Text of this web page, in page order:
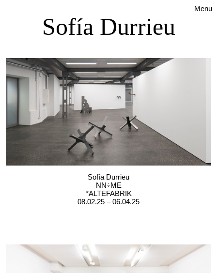
Menu
Sofía Durrieu
Sofía Durrieu
NN÷ME
*ALTEFABRIK
08.02.25 – 06.04.25